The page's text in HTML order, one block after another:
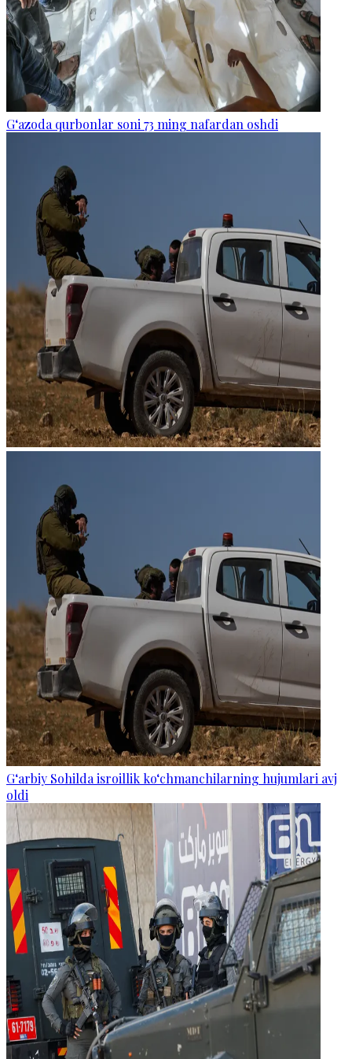
G‘azoda qurbonlar soni 73 ming nafardan oshdi
G‘arbiy Sohilda isroillik ko‘chmanchilarning hujumlari avj
oldi